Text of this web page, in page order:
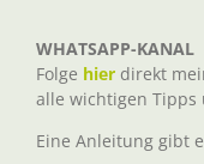
WHATSAPP-KANAL
Folge hier direkt
alle wichtigen Tipps
Eine Anleitung gibt